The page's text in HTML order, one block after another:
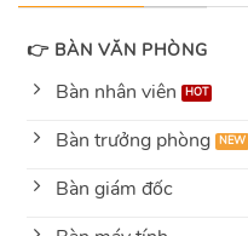
👉 BÀN VĂN PHÒNG
Bàn nhân viên
Bàn trưởng phòng
Bàn giám đốc